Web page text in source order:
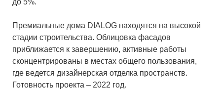
до 5%.
Премиальные дома DIALOG находятся на высокой
стадии строительства. Облицовка фасадов
приближается к завершению, активные работы
сконцентрированы в местах общего пользования,
где ведется дизайнерская отделка пространств.
Готовность проекта – 2022 год.